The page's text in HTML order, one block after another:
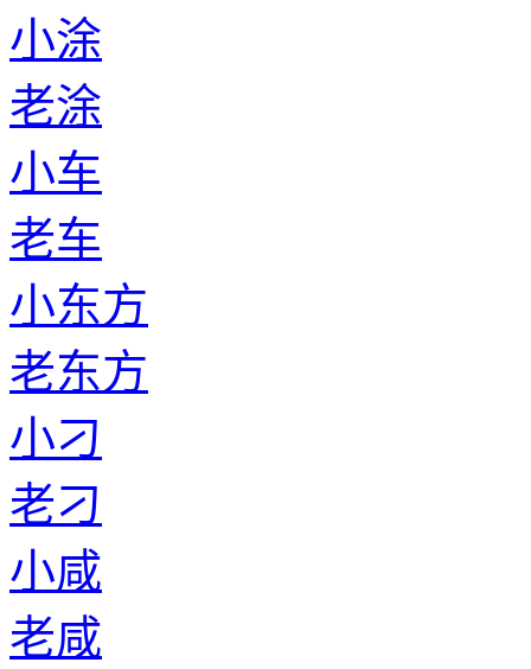
小涂
老涂
小车
老车
小东方
老东方
小刁
老刁
小咸
老咸